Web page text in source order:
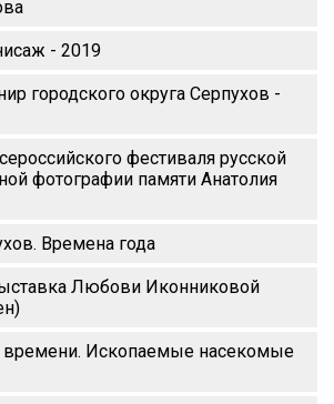
- 2019
городского округа Серпухов -
фестиваля русской
фотографии памяти Анатолия
Времена года
Любови Иконниковой
Ископаемые насекомые